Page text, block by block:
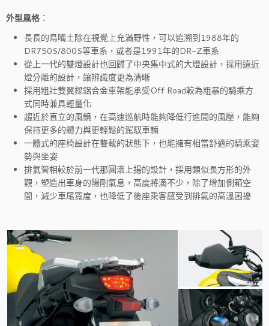
外型風格 ：
長長的鳥嘴土除在視覺上充滿野性，可以追溯到1988年的
DR750S/800S等車系，或者是1991年的DR-Z車系
從上一代的雙燈設計也回歸了中央集中式的大燈設計，採用遠近
燈分離的設計，讓辨識度更為清晰
採用粗壯雙翼樑鋁合金車架能承受Off Road較為粗暴的騎乘方
式同時兼具輕量化
趨近於直立的風鏡，在高速巡航時能夠降低行進間的風壓，能夠
保持更多的體力與更輕鬆的駕馭車輛
一體式的座椅設計在雙載的狀態下，也能擁有相當舒適的騎乘姿
勢與坐姿
排氣管相較於前一代那圓滾上揚的設計，採用類似長方形的外
觀，塑造出車身的陽剛氣息，高度將滴不少，除了增加側箱空
間，減少車尾寬度，也降低了後座乘客感受到排氣的高溫困擾